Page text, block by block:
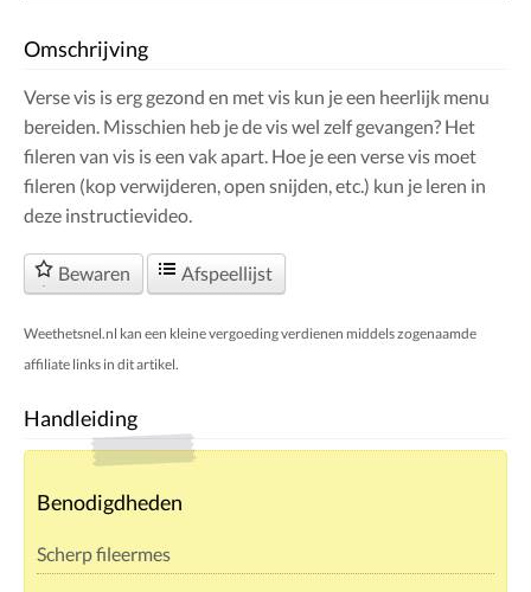
Omschrijving
Verse vis is erg gezond en met vis kun je een heerlijk menu
bereiden. Misschien heb je de vis wel zelf gevangen? Het
fileren van vis is een vak apart. Hoe je een verse vis moet
fileren (kop verwijderen, open snijden, etc.) kun je leren in
deze instructievideo.
Bewaren Afspeellijst
Weethetsnel.nl kan een kleine vergoeding verdienen middels zogenaamde
affiliate links in dit artikel.
Handleiding
Benodigdheden
Scherp fileermes